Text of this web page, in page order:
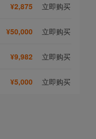
¥2,875 立即购买
¥50,000 立即购买
¥9,982 立即购买
¥5,000 立即购买